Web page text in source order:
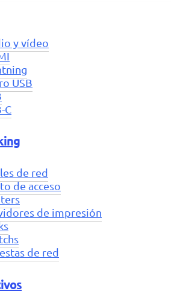
y vídeo
USB
C
de red
de acceso
de impresión
de red